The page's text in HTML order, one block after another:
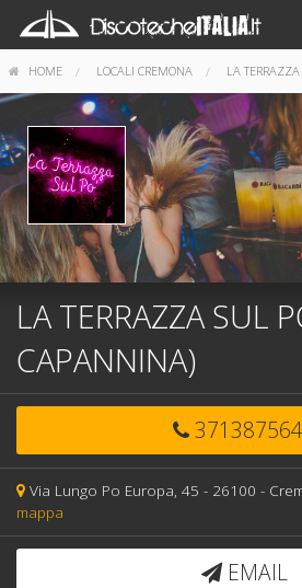
HOME LOCALI CREMONA LA
LA TERRAZZA SUL
CAPANNINA)
Via Lungo Po Europa, 45 - 26100 -
mappa
EMAIL